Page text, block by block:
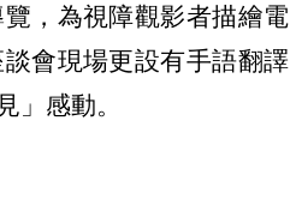
，為視障觀影者描繪電
會現場更設有手語翻譯
」感動。